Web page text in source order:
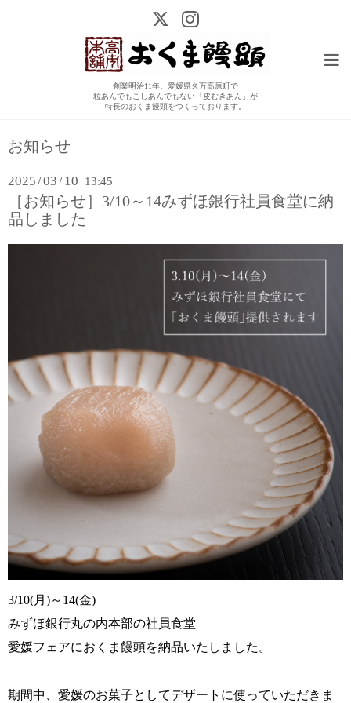
創業明治11年。愛媛県久万高原町で
粒あんでもこしあんでもない「皮むきあん」が
特長のおくま饅頭をつくっております。
お知らせ
2025 /03 / 10 13:45
［お知らせ］3/10～14みずほ銀行社員食堂に納
品しました
3/10(月)～14(金)
みずほ銀行丸の内本部の社員食堂
愛媛フェアにおくま饅頭を納品いたしました。
期間中、愛媛のお菓子としてデザートに使っていただきま